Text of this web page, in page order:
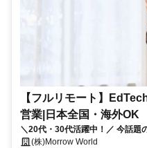
【フルリモート】
営業|日本全国・海外OK
＼20代・30代活躍中！／ 今話題の英語コーチングの英語学習カウンセ
ラー✨ 全国・海外どこからでも
(株)Morrow World